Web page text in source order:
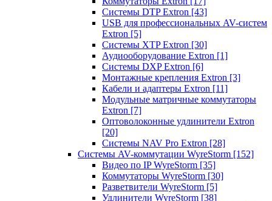
Системы DTP Extron [43]
USB для профессиональных AV-систем
Extron [5]
Системы XTP Extron [30]
Аудиооборудование Extron [1]
Системы DXP Extron [6]
Монтажные крепления Extron [3]
Кабели и адаптеры Extron [11]
Модульные матричные коммутаторы
Extron [7]
Оптоволоконные удлинители Extron
[20]
Системы NAV Pro Extron [28]
Системы AV-коммутации WyreStorm [152]
Видео по IP WyreStorm [35]
Коммутаторы WyreStorm [30]
Разветвители WyreStorm [5]
Удлинители WyreStorm [38]